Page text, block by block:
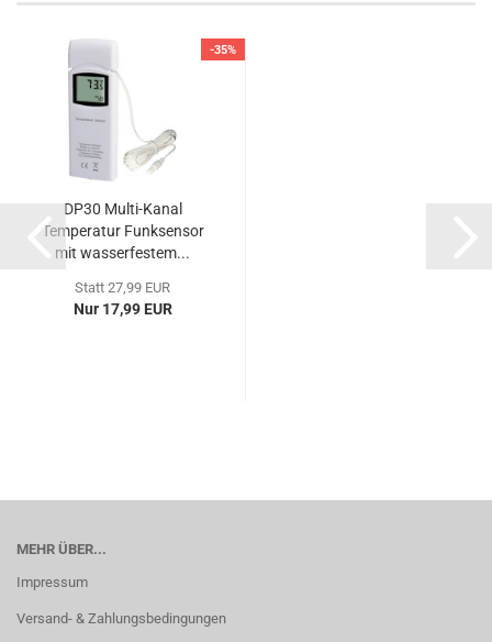
-35%
DP30 Multi-Kanal
Temperatur Funksensor
mit wasserfestem...
Statt 27,99 EUR
Nur 17,99 EUR
MEHR ÜBER...
Impressum
Versand- & Zahlungsbedingungen